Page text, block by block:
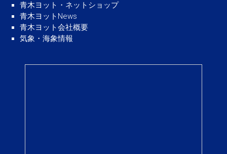
青木ヨット・ネットショップ
青木ヨットNews
青木ヨット会社概要
気象・海象情報